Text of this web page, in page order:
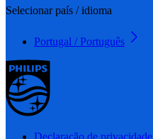
Selecionar país / idioma
Portugal / Português
Declaração de privacidade